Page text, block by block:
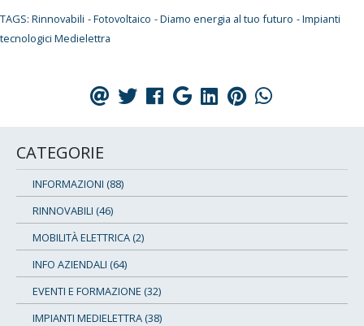
TAGS: Rinnovabili - Fotovoltaico - Diamo energia al tuo futuro - Impianti
tecnologici Medielettra
CATEGORIE
INFORMAZIONI (88)
RINNOVABILI (46)
MOBILITÀ ELETTRICA (2)
INFO AZIENDALI (64)
EVENTI E FORMAZIONE (32)
IMPIANTI MEDIELETTRA (38)